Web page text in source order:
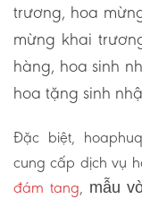
trương, hoa
mừng khai
hàng, hoa sinh
hoa tặng sinh
Đặc biệt,
cung cấp dịch vụ
đám tang, mẫu